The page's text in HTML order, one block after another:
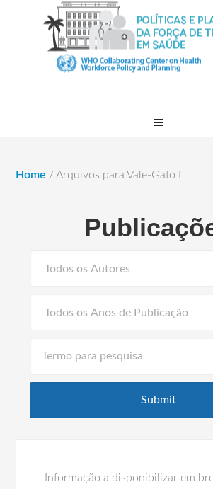
Home / Arquivos para Vale-Gato I
Informação a disponibilizar em